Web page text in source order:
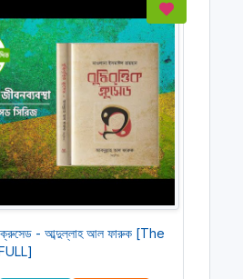
ক্রুসেড - আব্দুল্লাহ আল ফারুক [The